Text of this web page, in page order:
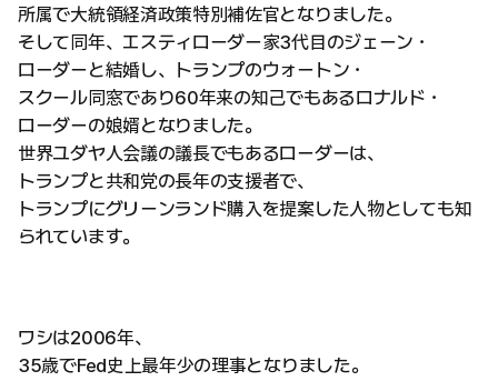
所属で大統領経済政策特別補佐官となりました。
そして同年、エスティローダー家3代目のジェーン・
ローダーと結婚し、トランプのウォートン・
スクール同窓であり60年来の知己でもあるロナルド・
ローダーの娘婿となりました。
世界ユダヤ人会議の議長でもあるローダーは、
トランプと共和党の長年の支援者で、
トランプにグリーンランド購入を提案した人物としても知
られています。
ワシは2006年、
35歳でFed史上最年少の理事となりました。